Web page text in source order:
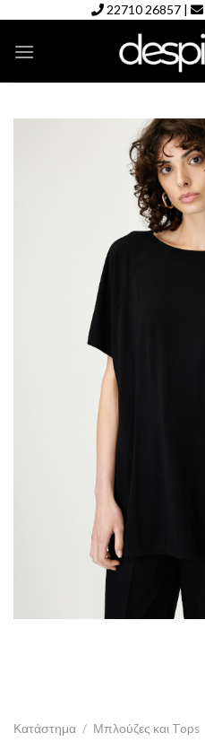
content
22710 26857 |
Κατάστημα / Μπλούζες και Tops